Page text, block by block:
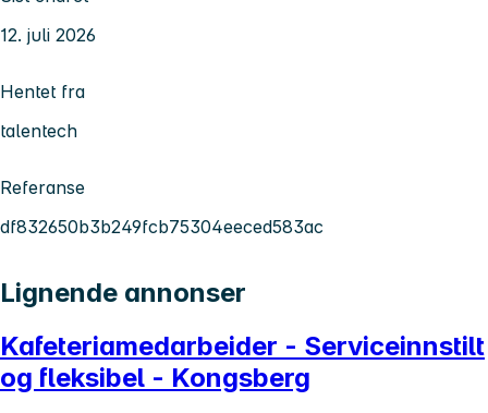
12. juli 2026
Hentet fra
talentech
Referanse
df832650b3b249fcb75304eeced583ac
Lignende annonser
Kafeteriamedarbeider - Serviceinnstilt
og fleksibel - Kongsberg